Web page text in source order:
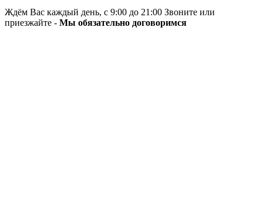
Ждём Вас каждый день, с 9:00 до 21:00 Звоните или
приезжайте - Мы обязательно договоримся